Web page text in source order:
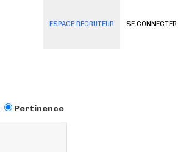
SE CONNECTER
ESPACE RECRUTEUR
Pertinence